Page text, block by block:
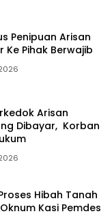
Penipuan Arisan
Ke Pihak Berwajib
Arisan
Dibayar, Korban
Hibah Tanah
Kasi Pemdes